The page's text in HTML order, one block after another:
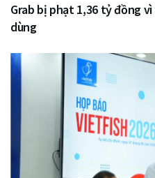
Grab bị phạt 1,36 tỷ đồng
dùng